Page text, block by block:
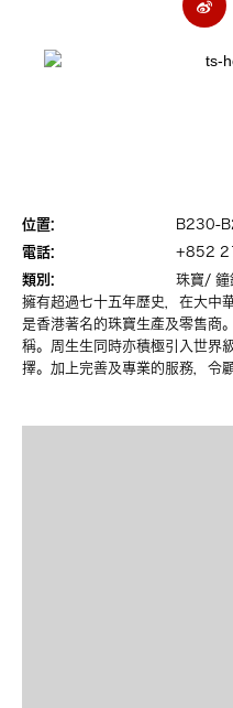
位置:
B230-
電話:
+852
類別:
珠寶/ 鐘
擁有超過七十五年歷史，在大中
是香港著名的珠寶生產及零售商
稱。周生生同時亦積極引入世界
擇。加上完善及專業的服務，令